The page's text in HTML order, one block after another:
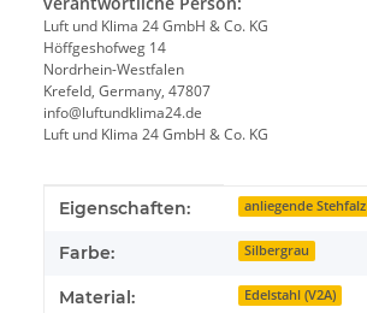
Luft und Klima 24 GmbH & Co. KG
Höffgeshofweg 14
Nordrhein-Westfalen
Krefeld, Germany, 47807
info@luftundklima24.de
Luft und Klima 24 GmbH & Co. KG
Produkteigenschaft
Wert
Eigenschaften: anliegende Stehfalz
Farbe: Silbergrau
Material: Edelstahl (V2A)